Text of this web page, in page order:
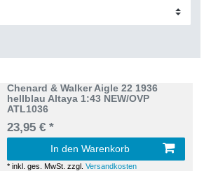
Chenard & Walker Aigle 22 1936
hellblau Altaya 1:43 NEW/OVP
ATL1036
23,95 € *
In den Warenkorb
*inkl. ges. MwSt. zzgl.Versandkosten